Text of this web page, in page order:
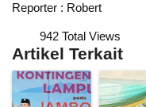
Reporter : Robert
942 Total Views
Artikel Terkait